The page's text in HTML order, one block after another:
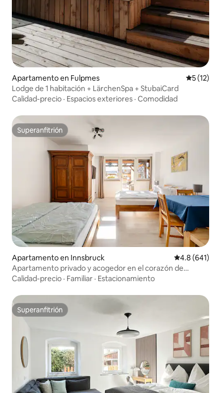
Apartamento en Fulpmes
5 (12)
Lodge de 1 habitación + LärchenSpa + StubaiCard
Calidad-precio · Espacios exteriores · Comodidad
Superanfitrión
Superanfitrión
Apartamento en Innsbruck Calificación
4.8 (641)
Apartamento privado y acogedor en el corazón de
Innsbruck
Calidad-precio · Familiar · Estacionamiento
Superanfitrión
Superanfitrión